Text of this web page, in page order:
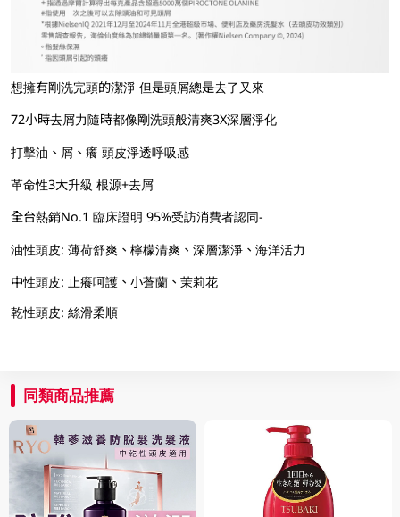
想擁有剛洗完頭的潔淨 但是頭屑總是去了又來
72小時去屑力隨時都像剛洗頭般清爽3X深層淨化
打擊油、屑、癢 頭皮淨透呼吸感
革命性3大升級 根源+去屑
全台熱銷No.1 臨床證明 95%受訪消費者認同-
油性頭皮: 薄荷舒爽、檸檬清爽、深層潔淨、海洋活力
中性頭皮: 止癢呵護、小蒼蘭、茉莉花
乾性頭皮: 絲滑柔順
同類商品推薦